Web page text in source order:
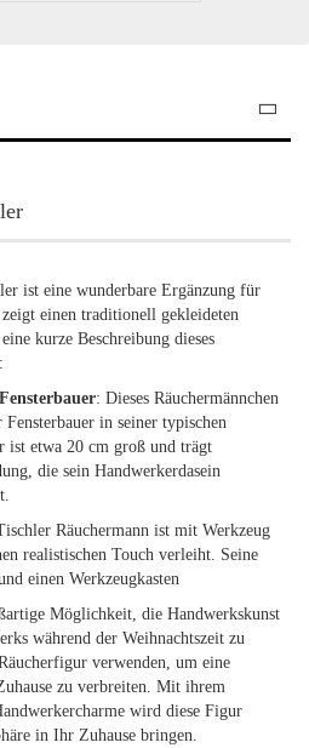
ist eine wunderbare Ergänzung für
einen traditionell gekleideten
kurze Beschreibung dieses
: Dieses Räuchermännchen
in seiner typischen
ist etwa 20 cm groß und trägt
die sein Handwerkerdasein
Räuchermann ist mit Werkzeug
realistischen Touch verleiht. Seine
einen Werkzeugkasten
Möglichkeit, die Handwerkskunst
während der Weihnachtszeit zu
verwenden, um eine
zu verbreiten. Mit ihrem
wird diese Figur
in Ihr Zuhause bringen.